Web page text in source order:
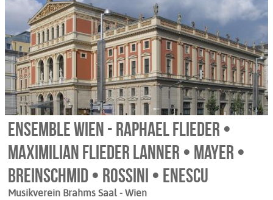
Ensemble Wien - Raphael Flieder •
Maximilian Flieder Lanner • Mayer •
Breinschmid • Rossini • Enescu
Musikverein Brahms Saal - Wien